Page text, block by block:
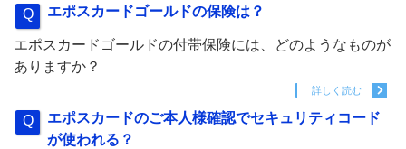
エポスカードゴールドの保険は？
エポスカードゴールドの付帯保険には、どのようなものが
ありますか？
詳しく読む
エポスカードのご本人様確認でセキュリティコード
が使われる？